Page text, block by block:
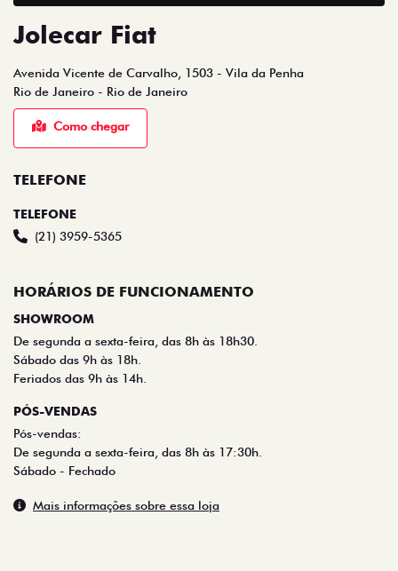
Jolecar Fiat
Avenida Vicente de Carvalho, 1503 - Vila da Penha
Rio de Janeiro - Rio de Janeiro
Como chegar
TELEFONE
TELEFONE
(21) 3959-5365
HORÁRIOS DE FUNCIONAMENTO
SHOWROOM
De segunda a sexta-feira, das 8h às 18h30.
Sábado das 9h às 18h.
Feriados das 9h às 14h.
PÓS-VENDAS
Pós-vendas:
De segunda a sexta-feira, das 8h às 17:30h.
Sábado - Fechado
Mais informações sobre essa loja